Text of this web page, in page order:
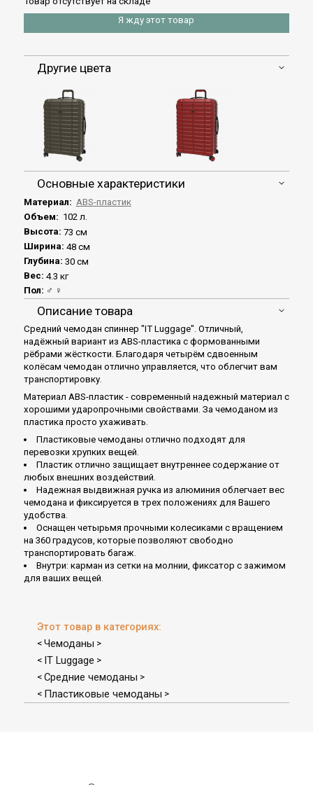
Я жду этот товар
Другие цвета
Основные характеристики
Материал: ABS-пластик
Объем: 102 л.
Высота: 73 см
Ширина: 48 см
Глубина: 30 см
Вес: 4.3 кг
Пол: ♂ ♀
Описание товара
Средний чемодан спиннер "IT Luggage". Отличный,
надёжный вариант из ABS-пластика с формованными
рёбрами жёсткости. Благодаря четырём сдвоенным
колёсам чемодан отлично управляется, что облегчит вам
транспортировку.
Материал ABS-пластик - современный надежный материал с
хорошими ударопрочными свойствами. За чемоданом из
пластика просто ухаживать.
Пластиковые чемоданы отлично подходят для
перевозки хрупких вещей.
Пластик отлично защищает внутреннее содержание от
любых внешних воздействий.
Надежная выдвижная ручка из алюминия облегчает вес
чемодана и фиксируется в трех положениях для Вашего
удобства.
Оснащен четырьмя прочными колесиками с вращением
на 360 градусов, которые позволяют свободно
транспортировать багаж.
Внутри: карман из сетки на молнии, фиксатор с зажимом
для ваших вещей.
Этот товар в категориях:
< Чемоданы >
< IT Luggage >
< Средние чемоданы >
< Пластиковые чемоданы >